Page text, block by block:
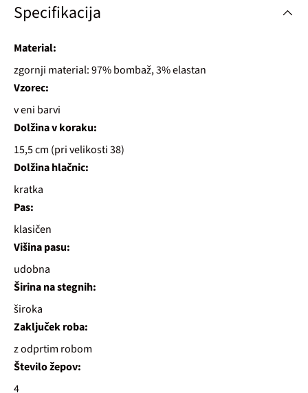
Specifikacija
Material:
zgornji material: 97% bombaž, 3% elastan
Vzorec:
v eni barvi
Dolžina v koraku:
15,5 cm (pri velikosti 38)
Dolžina hlačnic:
kratka
Pas:
klasičen
Višina pasu:
udobna
Širina na stegnih:
široka
Zaključek roba:
z odprtim robom
Število žepov:
4